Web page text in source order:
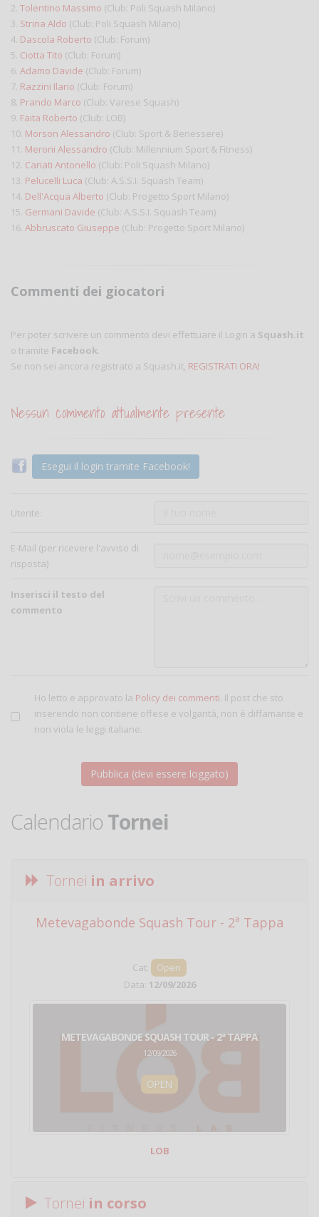
2. Tolentino Massimo (Club: Poli Squash Milano)
3. Strina Aldo (Club: Poli Squash Milano)
4. Dascola Roberto (Club: Forum)
5. Ciotta Tito (Club: Forum)
6. Adamo Davide (Club: Forum)
7. Razzini Ilario (Club: Forum)
8. Prando Marco (Club: Varese Squash)
9. Faita Roberto (Club: LOB)
10. Morson Alessandro (Club: Sport & Benessere)
11. Meroni Alessandro (Club: Millennium Sport & Fitness)
12. Cariati Antonello (Club: Poli Squash Milano)
13. Pelucelli Luca (Club: A.S.S.I. Squash Team)
14. Dell'Acqua Alberto (Club: Progetto Sport Milano)
15. Germani Davide (Club: A.S.S.I. Squash Team)
16. Abbruscato Giuseppe (Club: Progetto Sport Milano)
Commenti dei giocatori
Per poter scrivere un commento devi effettuare il Login a Squash.it
o tramite Facebook.
Se non sei ancora registrato a Squash.it, REGISTRATI ORA!
Nessun commento attualmente presente
Esegui il login tramite Facebook!
Utente:
E-Mail (per ricevere l'avviso di
risposta)
Inserisci il testo del
commento
Ho letto e approvato la Policy dei commenti. Il post che sto
inserendo non contiene offese e volgarità, non è diffamante e
non viola le leggi italiane.
Calendario Tornei
Tornei in arrivo
Metevagabonde Squash Tour - 2ª Tappa
Cat:
Open
Data: 12/09/2026
METEVAGABONDE SQUASH TOUR - 2ª TAPPA
12/09/2026
OPEN
LOB
Tornei in corso